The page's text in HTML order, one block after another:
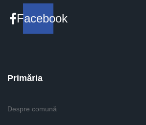
Facebook
Primăria
Despre comună